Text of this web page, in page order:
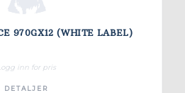
970GX12 (WHITE LABEL)
inn for pris
DETALJER